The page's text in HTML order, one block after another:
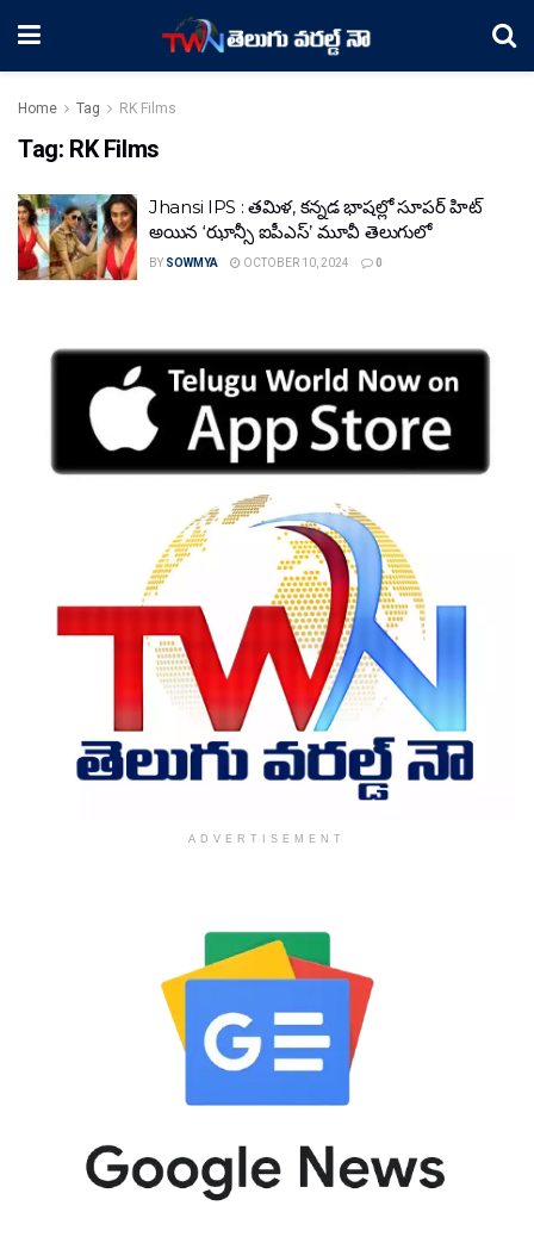
Home Tag RK Films
Tag: RK Films
Jhansi IPS : తమిళ, కన్నడ భాషల్లో సూపర్ హిట్
అయిన ‘ఝాన్సీ ఐపీఎస్’ మూవీ తెలుగులో
BY SOWMYA OCTOBER 10, 2024 0
ADVERTISEMENT